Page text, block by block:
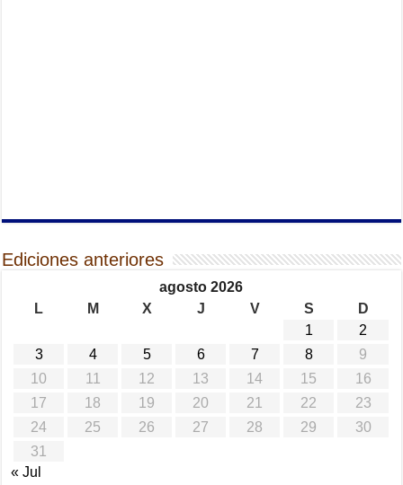
Ediciones anteriores
agosto 2026
L
M X J V S
D
1
2
3
4 5 6 7 8
9
10
11 12 13 14 15
16
17
18 19 20 21 22
23
24
25 26 27 28 29
30
31
« Jul